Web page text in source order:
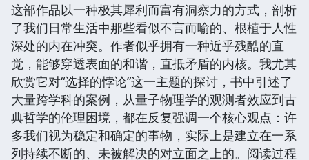
这部作品以一种极其犀利而富有洞察力的方式，剖析
了我们日常生活中那些看似不言而喻的、根植于人性
深处的内在冲突。作者似乎拥有一种近乎残酷的直
觉，能够穿透表面的和谐，直抵矛盾的内核。我尤其
欣赏它对“选择的悖论”这一主题的探讨，书中引述了
大量跨学科的案例，从量子物理学的观测者效应到古
典哲学的伦理困境，都在反复强调一个核心观点：许
多我们视为稳定和确定的事物，实际上是建立在一系
列持续不断的、未被解决的对立面之上的。阅读过程